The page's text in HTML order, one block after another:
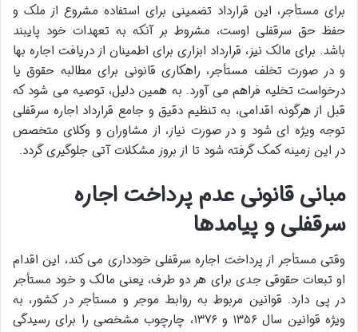
برای مستأجر، این قرارداد تضمینی برای استفاده مشروع از ملک و
حفظ حق سرقفلی اوست، مشروط بر آنکه به تعهدات خود پایبند
باشد. برای مالک نیز، قرارداد ابزاری برای اطمینان از دریافت اجاره بها
و در صورت تخلف مستأجر، راهکاری قانونی برای مطالبه حقوق یا
درخواست تخلیه فراهم می آورد. به همین دلیل، توصیه می شود که
قبل از هرگونه اقدامی، به تنظیم دقیق و جامع قرارداد اجاره سرقفلی
توجه ویژه ای شود و در صورت نیاز، از مشاوران و وکلای متخصص
در این زمینه کمک گرفته شود تا از بروز مشکلات آتی جلوگیری گردد.
مبانی قانونی عدم پرداخت اجاره
سرقفلی و پیامدها
وقتی مستأجر از پرداخت اجاره سرقفلی خودداری می کند، این اقدام
او تبعات حقوقی جدی برای هر دو طرف، یعنی مالک و خود مستأجر
در پی دارد. قوانین مربوط به روابط موجر و مستأجر در کشور، به
ویژه قوانین سال ۱۳۵۶ و ۱۳۷۶، چارچوب مشخصی را برای رسیدگی